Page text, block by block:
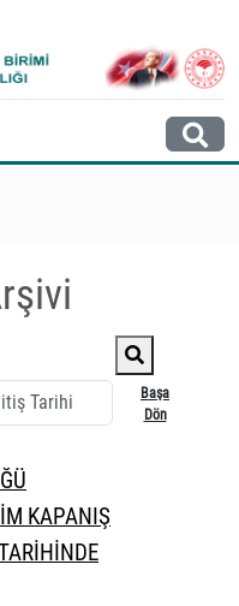
Başa
Dön
KAPANIŞ